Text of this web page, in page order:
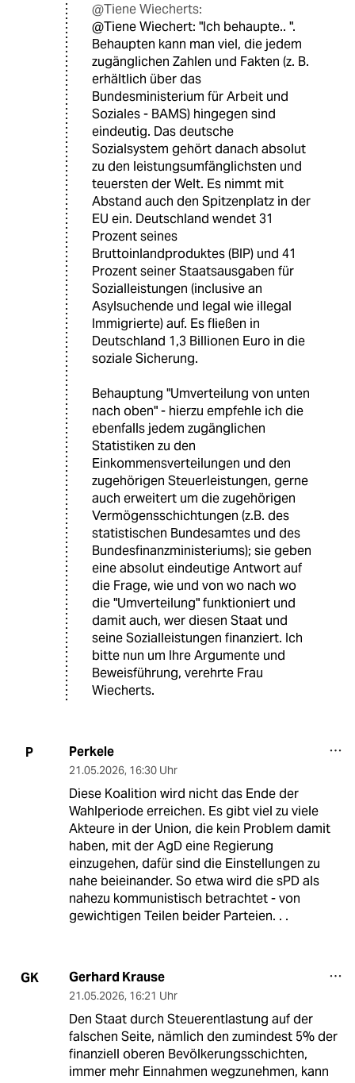
@Tiene Wiecherts:
@Tiene Wiechert: "Ich behaupte.. ".
Behaupten kann man viel, die jedem
zugänglichen Zahlen und Fakten (z. B.
erhältlich über das
Bundesministerium für Arbeit und
Soziales - BAMS) hingegen sind
eindeutig. Das deutsche
Sozialsystem gehört danach absolut
zu den leistungsumfänglichsten und
teuersten der Welt. Es nimmt mit
Abstand auch den Spitzenplatz in der
EU ein. Deutschland wendet 31
Prozent seines
Bruttoinlandproduktes (BIP) und 41
Prozent seiner Staatsausgaben für
Sozialleistungen (inclusive an
Asylsuchende und legal wie illegal
Immigrierte) auf. Es fließen in
Deutschland 1,3 Billionen Euro in die
soziale Sicherung.
Behauptung "Umverteilung von unten
nach oben" - hierzu empfehle ich die
ebenfalls jedem zugänglichen
Statistiken zu den
Einkommensverteilungen und den
zugehörigen Steuerleistungen, gerne
auch erweitert um die zugehörigen
Vermögensschichtungen (z.B. des
statistischen Bundesamtes und des
Bundesfinanzministeriums); sie geben
eine absolut eindeutige Antwort auf
die Frage, wie und von wo nach wo
die "Umverteilung" funktioniert und
damit auch, wer diesen Staat und
seine Sozialleistungen finanziert. Ich
bitte nun um Ihre Argumente und
Beweisführung, verehrte Frau
Wiecherts.
P Perkele
21.05.2026, 16:30 Uhr
Diese Koalition wird nicht das Ende der
Wahlperiode erreichen. Es gibt viel zu viele
Akteure in der Union, die kein Problem damit
haben, mit der AgD eine Regierung
einzugehen, dafür sind die Einstellungen zu
nahe beieinander. So etwa wird die sPD als
nahezu kommunistisch betrachtet - von
gewichtigen Teilen beider Parteien. . .
GK Gerhard Krause
21.05.2026, 16:21 Uhr
Den Staat durch Steuerentlastung auf der
falschen Seite, nämlich den zumindest 5% der
finanziell oberen Bevölkerungsschichten,
immer mehr Einnahmen wegzunehmen, kann